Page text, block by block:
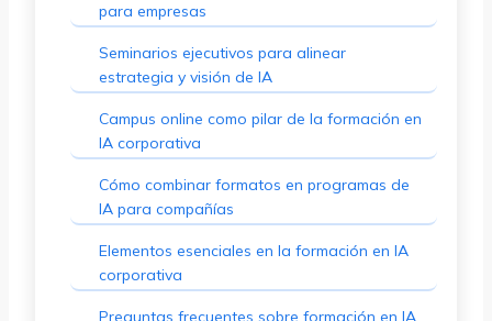
para empresas
Seminarios ejecutivos para alinear
estrategia y visión de IA
Campus online como pilar de la formación en
IA corporativa
Cómo combinar formatos en programas de
IA para compañías
Elementos esenciales en la formación en IA
corporativa